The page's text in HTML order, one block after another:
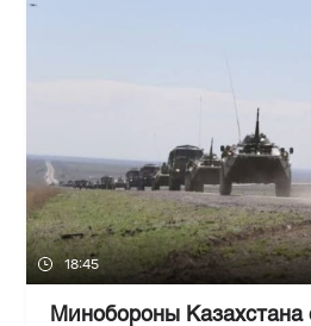
18:45
Минобороны Казахстана